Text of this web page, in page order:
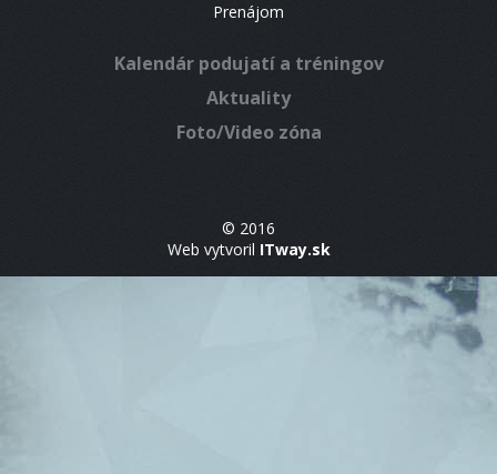
Prenájom
Kalendár podujatí a tréningov
Aktuality
Foto/Video zóna
© 2016
Web vytvoril ITway.sk